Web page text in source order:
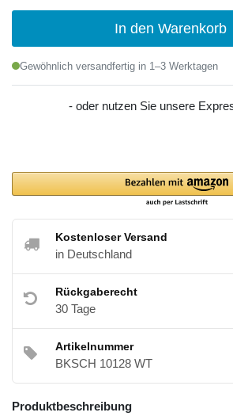
In den Warenkorb
Gewöhnlich versandfertig in 1–3 Werktagen
- oder nutzen Sie unsere
Kostenloser Versand
in Deutschland
Rückgaberecht
30 Tage
Artikelnummer
BKSCH 10128 WT
Produktbeschreibung